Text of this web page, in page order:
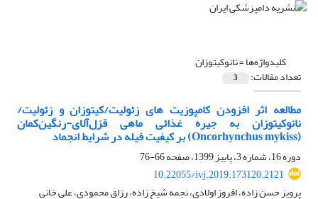
کلیدواژه‌ها =نانوکیتوزان
تعداد مقالات: 3
مطالعه اثر افزودن کامپوزیت های زئولیت/کیتوزان و زئولیت/
نانوکیتوزان به جیره غذائی ماهی قزل‌آلای-رنگین‌کمان
(Oncorhynchus mykiss) بر کیفیت فیله در شرایط انجماد
دوره 16، شماره 3، پاییز 1399، صفحه
66-76
10.22055/ivj.2019.173120.2121
پرویز حسن زاده، افروز اولادی، نجمه شیخ زاده، رزاق محمودی، علی خانی